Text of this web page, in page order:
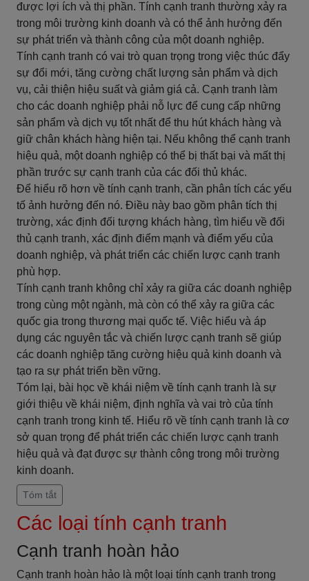
được lợi ích và thị phần. Tính cạnh tranh thường xảy ra
trong môi trường kinh doanh và có thể ảnh hưởng đến
sự phát triển và thành công của một doanh nghiệp.
Tính cạnh tranh có vai trò quan trọng trong việc thúc đẩy
sự đổi mới, tăng cường chất lượng sản phẩm và dịch
vụ, cải thiện hiệu suất và giảm giá cả. Cạnh tranh làm
cho các doanh nghiệp phải nỗ lực để cung cấp những
sản phẩm và dịch vụ tốt nhất để thu hút khách hàng và
giữ chân khách hàng hiện tại. Nếu không thể cạnh tranh
hiệu quả, một doanh nghiệp có thể bị thất bại và mất thị
phần trước sự cạnh tranh của các đối thủ khác.
Để hiểu rõ hơn về tính cạnh tranh, cần phân tích các yếu
tố ảnh hưởng đến nó. Điều này bao gồm phân tích thị
trường, xác định đối tượng khách hàng, tìm hiểu về đối
thủ cạnh tranh, xác định điểm mạnh và điểm yếu của
doanh nghiệp, và phát triển các chiến lược cạnh tranh
phù hợp.
Tính cạnh tranh không chỉ xảy ra giữa các doanh nghiệp
trong cùng một ngành, mà còn có thể xảy ra giữa các
quốc gia trong thương mại quốc tế. Việc hiểu và áp
dụng các nguyên tắc và chiến lược cạnh tranh sẽ giúp
các doanh nghiệp tăng cường hiệu quả kinh doanh và
tạo ra sự phát triển bền vững.
Tóm lại, bài học về khái niệm về tính cạnh tranh là sự
giới thiệu về khái niệm, định nghĩa và vai trò của tính
cạnh tranh trong kinh tế. Hiểu rõ về tính cạnh tranh là cơ
sở quan trọng để phát triển các chiến lược cạnh tranh
hiệu quả và đạt được sự thành công trong môi trường
kinh doanh.
Tóm tắt
Các loại tính cạnh tranh
Cạnh tranh hoàn hảo
Cạnh tranh hoàn hảo là một loại tính cạnh tranh trong